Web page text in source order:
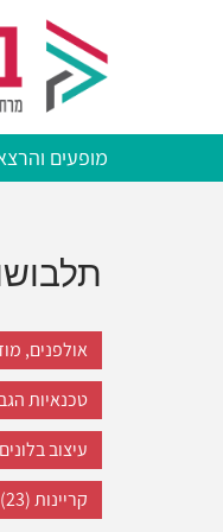
מופעים
אולפנים,
טכנאיות
עיצוב בלונים
קריינות (23)